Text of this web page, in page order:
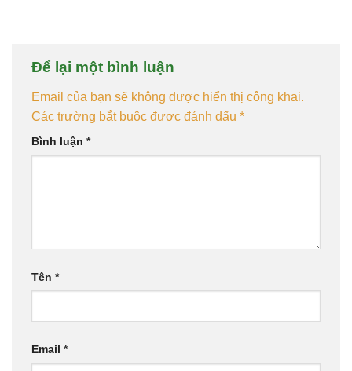
Để lại một bình luận
Email của bạn sẽ không được hiển thị công khai.
Các trường bắt buộc được đánh dấu *
Bình luận *
Tên *
Email *